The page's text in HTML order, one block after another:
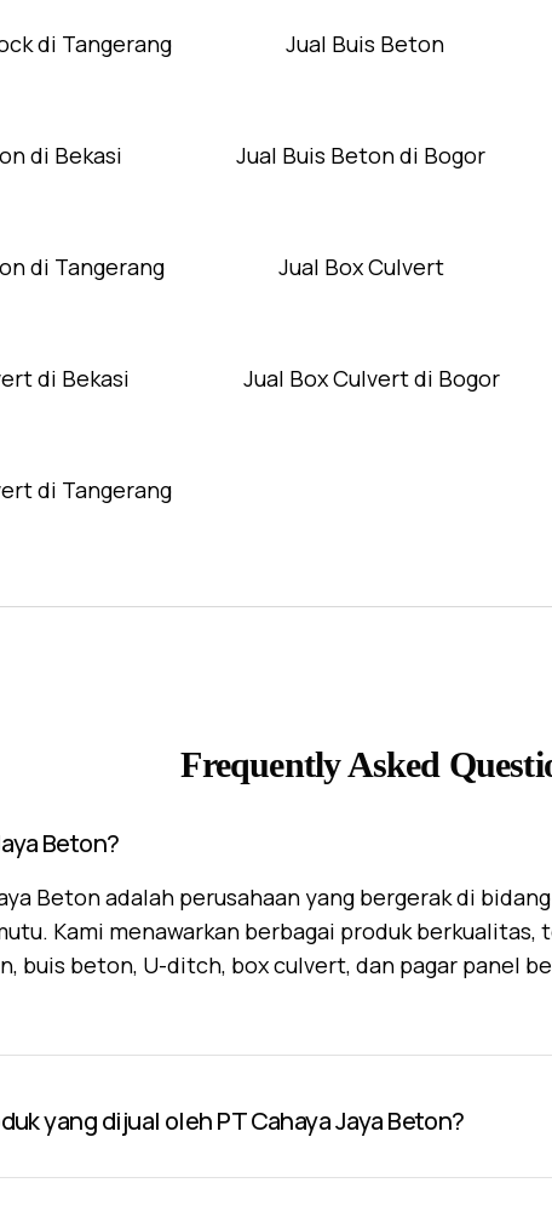
di Tangerang Jual Buis Beton
di Bekasi Jual Buis Beton di Bogor
di Tangerang Jual Box Culvert
di Bekasi Jual Box Culvert di Bogor
di Tangerang
Frequently Asked
Beton?
Beton adalah perusahaan yang bergerak di
Kami menawarkan berbagai produk berkualitas,
buis beton, U-ditch, box culvert, dan pagar panel
yang dijual oleh PT Cahaya Jaya Beton?